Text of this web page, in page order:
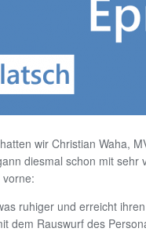
wir Christian Waha,
diesmal schon mit sehr
ruhiger und erreicht
dem Rauswurf des